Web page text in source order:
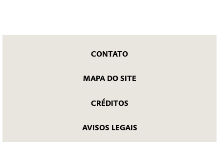
CONTATO
MAPA DO SITE
CRÉDITOS
AVISOS LEGAIS